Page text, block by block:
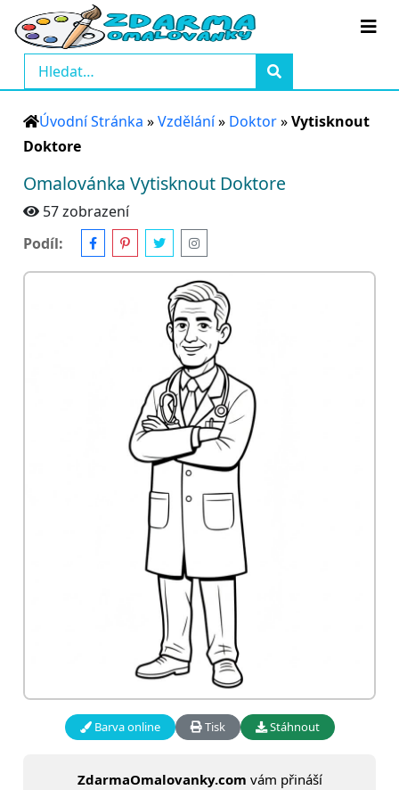
Úvodní Stránka »Vzdělání» Doktor»Vytisknout
Doktore
Omalovánka Vytisknout Doktore
57 zobrazení
Podíl:
Barva online Tisk Stáhnout
ZdarmaOmalovanky.com vám přináší